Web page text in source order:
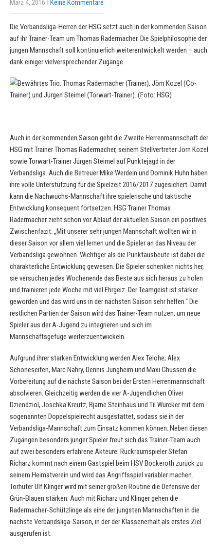
März 4, 2016 Keine Kommentare
Die Verbandsliga-Herren der HSG setzt auch in der kommenden Saison
auf ihr Trainer-Team um Thomas Radermacher. Die Spielphilosophie der
jungen Mannschaft soll kontinuierlich weiterentwickelt werden – auch
dank einiger vielversprechender Zugänge.
Auch in der kommenden Saison geht die Zweite Herrenmannschaft der
HSG mit Trainer Thomas Radermacher, seinem Stellvertreter Jörn Kozel
sowie Torwart-Trainer Jürgen Steimel auf Punktejagd in der
Verbandsliga. Auch die Betreuer Mike Werdein und Dominik Huhn haben
ihre volle Unterstützung für die Spielzeit 2016/2017 zugesichert. Damit
kann die Nachwuchs-Mannschaft ihre spielerische und taktische
Entwicklung konsequent fortsetzen. HSG Trainer Thomas
Radermacher zieht schon vor Ablauf der aktuellen Saison ein positives
Zwischenfazit: „Mit unserer sehr jungen Mannschaft wollten wir in
dieser Saison vor allem viel lernen und die Spieler an das Niveau der
Verbandsliga gewöhnen. Wichtiger als die Punktausbeute ist dabei die
charakterliche Entwicklung gewesen. Die Spieler schenken nichts her,
sie versuchen jedes Wochenende das Beste aus sich heraus zu holen
und trainieren jede Woche mit viel Ehrgeiz. Der Teamgeist ist stärker
geworden und das wird uns in der nächsten Saison sehr helfen.“ Die
restlichen Partien der Saison wird das Trainer-Team nutzen, um neue
Spieler aus der A-Jugend zu integrieren und sich im
Mannschaftsgefüge weiterzuentwickeln.
Aufgrund ihrer starken Entwicklung werden Alex Telohe, Alex
Schöneseifen, Marc Nahry, Dennis Jungheim und Maxi Ghussen die
Vorbereitung auf die nächste Saison bei der Ersten Herrenmannschaft
absolvieren. Gleichzeitig werden die vier A-Jugendlichen Oliver
Dziendziol, Joschka Kreutz, Bjarne Steinhaus und Til Würcker mit dem
sogenannten Doppelspielrecht ausgestattet, sodass sie in der
Verbandsliga-Mannschaft zum Einsatz kommen können. Neben diesen
Zugängen besonders junger Spieler freut sich das Trainer-Team auch
auf zwei besonders erfahrene Akteure: Rückraumspieler Stefan
Richarz kommt nach einem Gastspiel beim HSV Bockeroth zurück zu
seinem Heimatverein und wird das Angriffsspiel variabler machen.
Torhüter Ulf Klinger wird mit seiner großen Routine die Defensive der
Grün-Blauen stärken. Auch mit Richarz und Klinger gehen die
Radermacher-Schützlinge als eine der jüngsten Mannschaften in die
nächste Verbandsliga-Saison, in der der Klassenerhalt als erstes Ziel
ausgerufen ist.